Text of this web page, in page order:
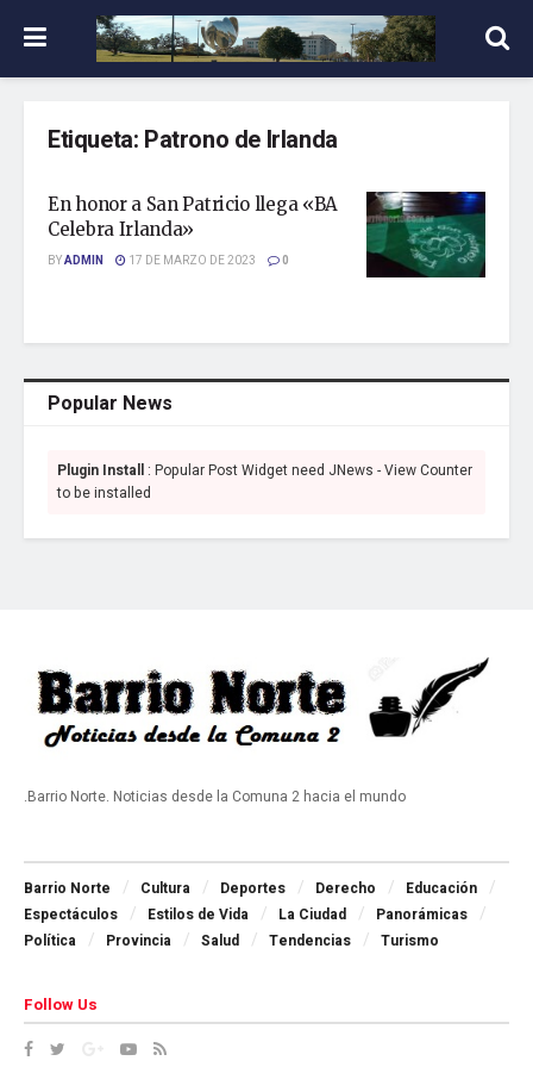
Etiqueta: Patrono de Irlanda
En honor a San Patricio llega «BA
Celebra Irlanda»
BYADMIN 17 DE MARZO DE 2023 0
Popular News
Plugin Install : Popular Post Widget need JNews - View Counter
to be installed
.Barrio Norte. Noticias desde la Comuna 2 hacia el mundo
Barrio Norte Cultura Deportes Derecho
Educación
Espectáculos
Estilos de Vida La Ciudad
Panorámicas
Política
Provincia Salud Tendencias Turismo
Follow Us